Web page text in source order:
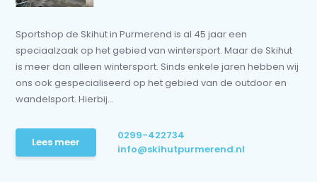
Sportshop de Skihut in Purmerend is al 45 jaar een
speciaalzaak op het gebied van wintersport. Maar de Skihut
is meer dan alleen wintersport. Sinds enkele jaren hebben wij
ons ook gespecialiseerd op het gebied van de outdoor en
wandelsport. Hierbij...
Lees meer
0299-422734
info@skihutpurmerend.nl